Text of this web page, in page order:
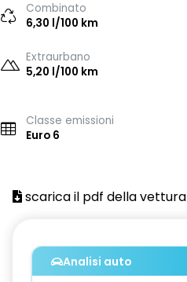
Combinato
6,30 l/100 km
Extraurbano
5,20 l/100 km
Classe emissioni
Euro 6
scarica il pdf della vettura
Analisi auto